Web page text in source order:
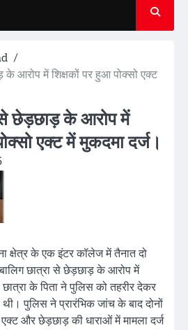
के आरोप में शिक्षकों पर हुआ पोक्सो एक्ट
से छेड़छाड़ के आरोप में
एक्ट में मुकदमा दर्ज।
क्षेत्र के एक इंटर कॉलेज में तैनात दो
छात्रा से छेड़छाड़ के आरोप में
के पिता ने पुलिस को तहरीर देकर
पुलिस ने प्रारंभिक जांच के बाद दोनों
और छेड़छाड़ की धाराओं में मामला दर्ज